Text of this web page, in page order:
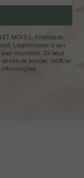
MOI S.L. Finalidade:
Legitimidade: o seu
momento. Os seus
direito de aceder, retificar
informações